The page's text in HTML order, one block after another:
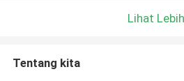
Lihat Lebih
Tentang kita